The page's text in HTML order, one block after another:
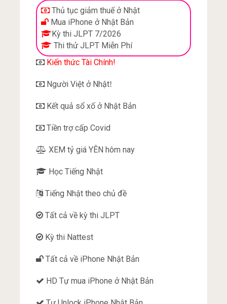
Thủ tục giảm thuế ở Nhật
Mua iPhone ở Nhật Bản
Kỳ thi JLPT 7/2026
Thi thử JLPT Miễn Phí
Kiến thức Tài Chính!
Người Việt ở Nhật!
Kết quả sổ xố ở Nhật Bản
Tiền trợ cấp Covid
XEM tỷ giá YÊN hôm nay
Học Tiếng Nhật
Tiếng Nhật theo chủ đề
Tất cả về kỳ thi JLPT
Kỳ thi Nattest
Tất cả về iPhone Nhật Bản
HD Tự mua iPhone ở Nhật Bản